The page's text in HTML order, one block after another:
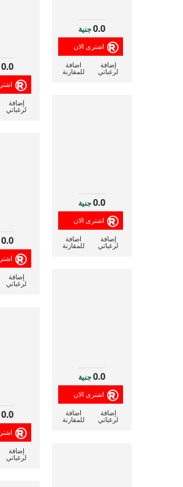
0.0جنية
إضافة
لرغباتي
اضافة
للمقارنة
0.0
إضافة
لرغباتي
0.0جنية
إضافة
لرغباتي
اضافة
للمقارنة
0.0
إضافة
لرغباتي
0.0جنية
إضافة
لرغباتي
اضافة
للمقارنة
0.0
إضافة
لرغباتي